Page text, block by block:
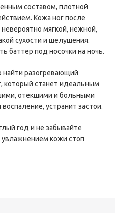
составом, плотной
Кожа ног после
мягкой, нежной,
сухости и шелушения.
баттер под носочки на ночь.
разогревающий
который станет идеальным
отекшими и больными
устранит застои.
год и не забывайте
увлажнением кожи стоп